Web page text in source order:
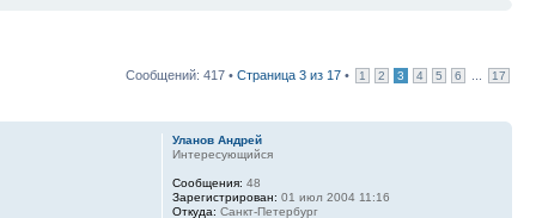
Сообщений: 417 • Страница 3 из 17 • 1 2 3 4 5 6 17
Уланов Андрей
Интересующийся
Сообщения: 48
Зарегистрирован: 01 июл 2004 11:16
Откуда: Санкт-Петербург